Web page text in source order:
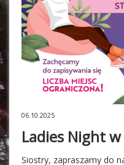
06.10.2025
Ladies Night
Siostry, zapraszamy do